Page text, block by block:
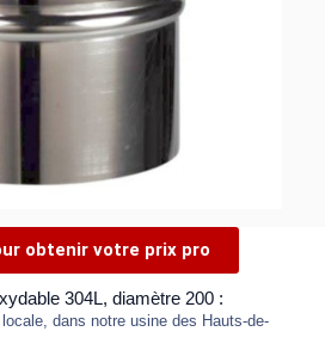
obtenir votre prix pro
304L, diamètre 200 :
dans notre usine des Hauts-de-